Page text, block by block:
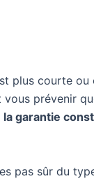
plus courte ou
prévenir
la garantie
pas sûr du